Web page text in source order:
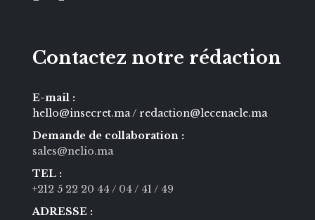
Contactez notre rédaction
E-mail :
hello@insecret.ma / redaction@lecenacle.ma
Demande de collaboration :
sales@nelio.ma
TEL :
+212 5 22 20 44 / 04 / 41 / 49
ADRESSE :